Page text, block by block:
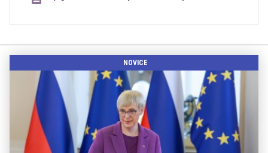
NOVICE